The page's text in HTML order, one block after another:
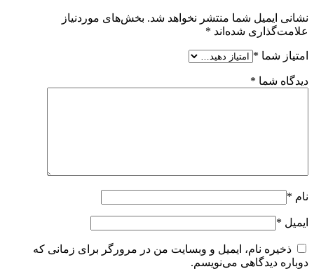
نشانی ایمیل شما منتشر نخواهد شد. بخش‌های موردنیاز
علامت‌گذاری شده‌اند *
امتیاز شما *
دیدگاه شما *
نام *
ایمیل *
ذخیره نام، ایمیل و وبسایت من در مرورگر برای زمانی که
دوباره دیدگاهی می‌نویسم.